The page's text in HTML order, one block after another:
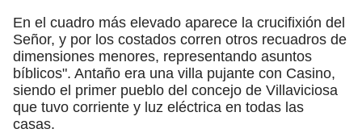
En el cuadro más elevado aparece la crucifixión del
Señor, y por los costados corren otros recuadros de
dimensiones menores, representando asuntos
bíblicos". Antaño era una villa pujante con Casino,
siendo el primer pueblo del concejo de Villaviciosa
que tuvo corriente y luz eléctrica en todas las
casas.